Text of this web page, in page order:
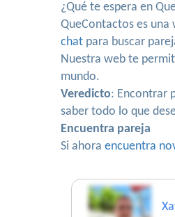
¿Qué te espera en
QueContactos es
chat para buscar
Nuestra web te
mundo.
Veredicto: Encontrar
saber todo lo que
Encuentra pareja
Si ahora encuentra